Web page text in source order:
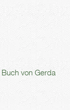
von Gerda